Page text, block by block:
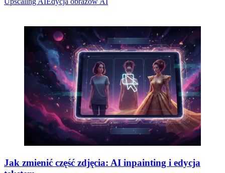
Jak zmienić część zdjęcia: AI inpainting i edycja